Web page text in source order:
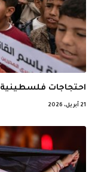
احتجاجات فلسطينية
21 أبريل، 2026